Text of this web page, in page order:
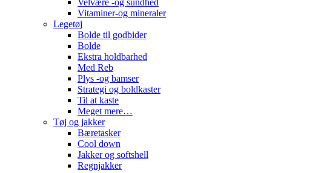
Velvære -og sundhed
Vitaminer-og mineraler
Legetøj
Bolde til godbider
Bolde
Ekstra holdbarhed
Med Reb
Plys -og bamser
Strategi og boldkaster
Til at kaste
Meget mere…
Tøj og jakker
Bæretasker
Cool down
Jakker og softshell
Regnjakker